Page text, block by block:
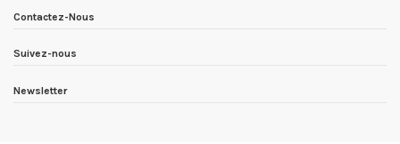
Contactez-Nous
Suivez-nous
Newsletter